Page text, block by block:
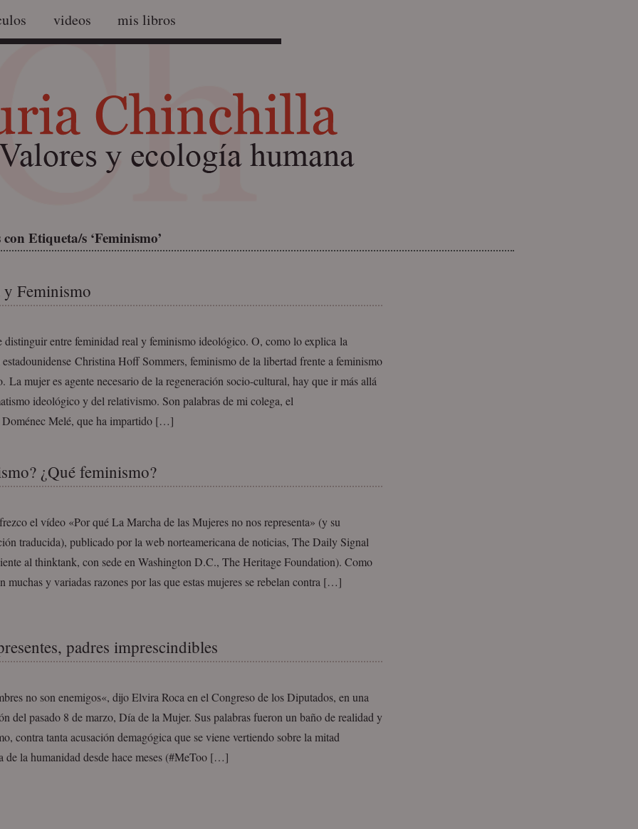
videos mis libros
Etiqueta/s ‘Feminismo’
y Feminismo
distinguir entre feminidad real y feminismo ideológico. O, como lo explica la
estadounidense Christina Hoff Sommers, feminismo de la libertad frente a feminismo
La mujer es agente necesario de la regeneración socio-cultural, hay que ir más allá
ideológico y del relativismo. Son palabras de mi colega, el
Melé, que ha impartido […]
¿Qué feminismo?
el vídeo «Por qué La Marcha de las Mujeres no nos representa» (y su
traducida), publicado por la web norteamericana de noticias, The Daily Signal
al thinktank, con sede en Washington D.C., The Heritage Foundation). Como
muchas y variadas razones por las que estas mujeres se rebelan contra […]
padres imprescindibles
no son enemigos«, dijo Elvira Roca en el Congreso de los Diputados, en una
del pasado 8 de marzo, Día de la Mujer. Sus palabras fueron un baño de realidad y
contra tanta acusación demagógica que se viene vertiendo sobre la mitad
de la humanidad desde hace meses (#MeToo […]